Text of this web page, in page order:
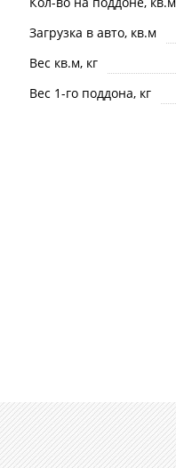
Загрузка в авто, кв.м
Вес кв.м, кг
Вес 1-го поддона, кг